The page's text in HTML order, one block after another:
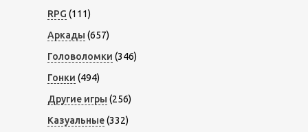
RPG (111)
Аркады (657)
Головоломки (346)
Гонки (494)
Другие игры (256)
Казуальные(332)